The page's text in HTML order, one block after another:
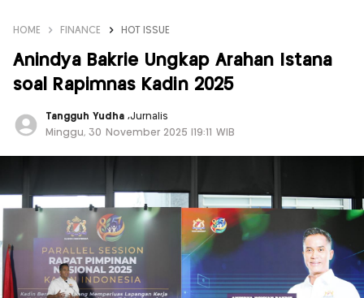
HOME FINANCE HOT ISSUE
Anindya Bakrie Ungkap Arahan Istana
soal Rapimnas Kadin 2025
Tangguh Yudha ,Jurnalis
Minggu, 30 November 2025 |19:11 WIB